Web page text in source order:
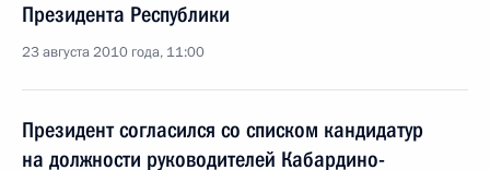
Президента Республики
23 августа 2010 года, 11:00
Президент согласился со списком кандидатур
на должности руководителей Кабардино-